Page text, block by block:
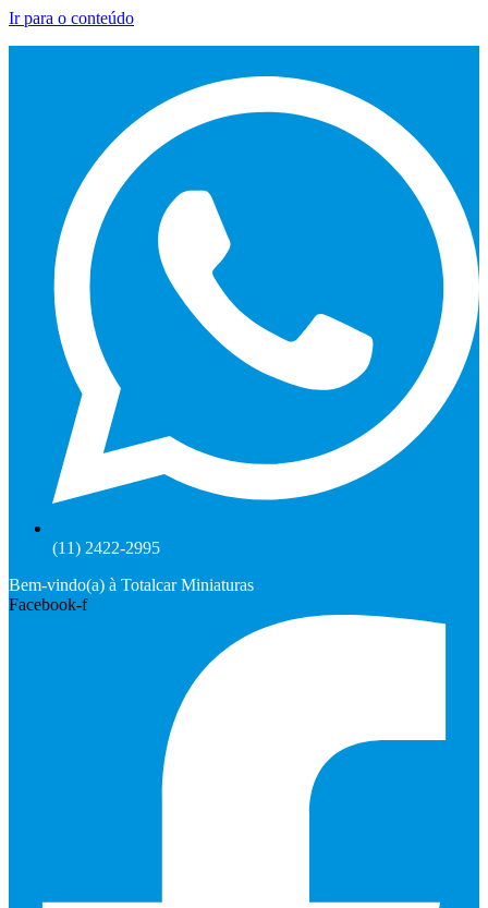
Ir para o conteúdo
(11) 2422-2995
Bem-vindo(a) à Totalcar Miniaturas
Facebook-f